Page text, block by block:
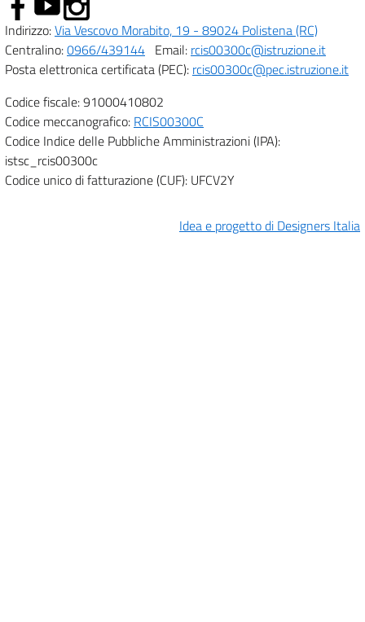
Indirizzo:Via Vescovo Morabito, 19 - 89024 Polistena (RC)
Centralino:0966/439144 Email: rcis00300c@istruzione.it
Posta elettronica certificata (PEC): rcis00300c@pec.istruzione.it
Codice fiscale: 91000410802
Codice meccanografico: RCIS00300C
Codice Indice delle Pubbliche Amministrazioni (IPA):
istsc_rcis00300c
Codice unico di fatturazione (CUF): UFCV2Y
Idea e progetto di Designers Italia